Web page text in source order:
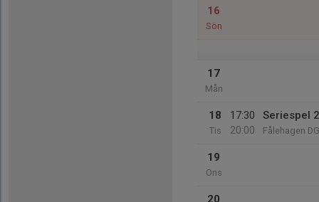
16
Sön
17
Mån
18
Tis
17:30
20:00
Seriespel
Fålehagen
19
Ons
20